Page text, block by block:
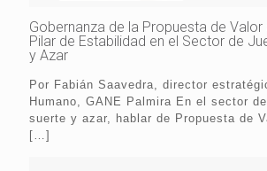
Gobernanza de la Propuesta de Valor
Pilar de Estabilidad en el Sector de
y Azar
Por Fabián Saavedra, director
Humano, GANE Palmira En el sector
suerte y azar, hablar de Propuesta de
[…]